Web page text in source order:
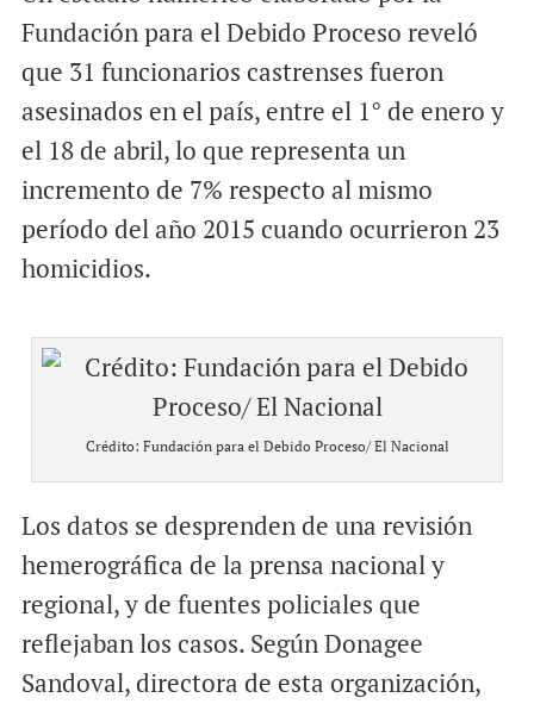
i
e
o
o
k
t
A
p
p
Fundación para el Debido Proceso reveló
que 31 funcionarios castrenses fueron
asesinados en el país, entre el 1° de enero y
el 18 de abril, lo que representa un
incremento de 7% respecto al mismo
período del año 2015 cuando ocurrieron 23
homicidios.
Crédito: Fundación para el Debido Proceso/ El Nacional
Los datos se desprenden de una revisión
hemerográfica de la prensa nacional y
regional, y de fuentes policiales que
reflejaban los casos. Según Donagee
Sandoval, directora de esta organización,